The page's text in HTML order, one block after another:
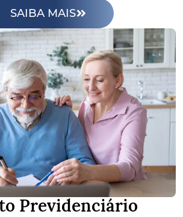
SAIBA MAIS
Previdenciário